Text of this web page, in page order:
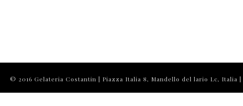
© 2016 Gelateria Costantin | Piazza Italia 8, Mandello del lario Lc, Italia |